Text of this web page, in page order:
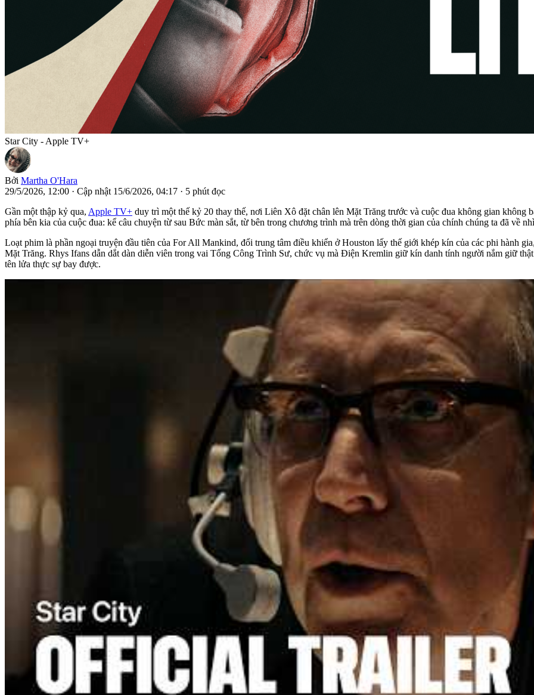
Star City - Apple TV+
Bởi Martha O'Hara
29/5/2026, 12:00 · Cập nhật 15/6/2026, 04:17 · 5 phút đọc
Gần một thập kỷ qua, Apple TV+ duy trì một thế kỷ 20 thay thế, nơi Liên Xô đặt chân lên Mặt Trăng trước và cuộc đua không gian không
phía bên kia của cuộc đua: kể câu chuyện từ sau Bức màn sắt, từ bên trong chương trình mà trên dòng thời gian của chính chúng ta đã về
Loạt phim là phần ngoại truyện đầu tiên của For All Mankind, đổi trung tâm điều khiển ở Houston lấy thế giới khép kín của các phi hành
Mặt Trăng. Rhys Ifans dẫn dắt dàn diễn viên trong vai Tổng Công Trình Sư, chức vụ mà Điện Kremlin giữ kín danh tính người nắm giữ
tên lửa thực sự bay được.